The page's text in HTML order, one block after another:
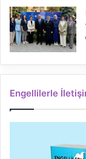
Engellilerle